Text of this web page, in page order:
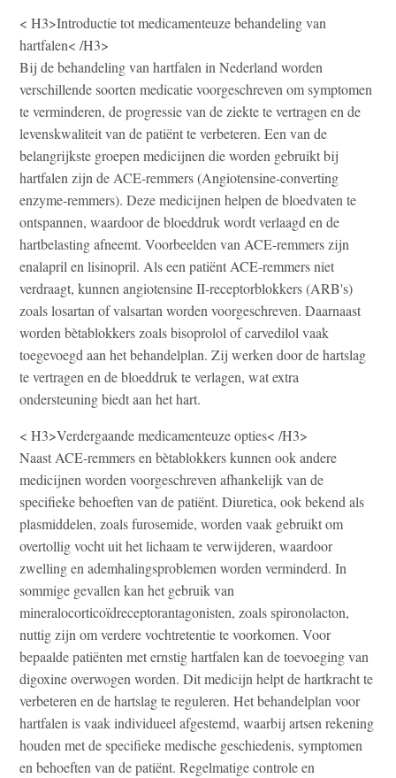
< H3>Introductie tot medicamenteuze behandeling van
hartfalen< /H3>
Bij de behandeling van hartfalen in Nederland worden
verschillende soorten medicatie voorgeschreven om symptomen
te verminderen, de progressie van de ziekte te vertragen en de
levenskwaliteit van de patiënt te verbeteren. Een van de
belangrijkste groepen medicijnen die worden gebruikt bij
hartfalen zijn de ACE-remmers (Angiotensine-converting
enzyme-remmers). Deze medicijnen helpen de bloedvaten te
ontspannen, waardoor de bloeddruk wordt verlaagd en de
hartbelasting afneemt. Voorbeelden van ACE-remmers zijn
enalapril en lisinopril. Als een patiënt ACE-remmers niet
verdraagt, kunnen angiotensine II-receptorblokkers (ARB's)
zoals losartan of valsartan worden voorgeschreven. Daarnaast
worden bètablokkers zoals bisoprolol of carvedilol vaak
toegevoegd aan het behandelplan. Zij werken door de hartslag
te vertragen en de bloeddruk te verlagen, wat extra
ondersteuning biedt aan het hart.
< H3>Verdergaande medicamenteuze opties< /H3>
Naast ACE-remmers en bètablokkers kunnen ook andere
medicijnen worden voorgeschreven afhankelijk van de
specifieke behoeften van de patiënt. Diuretica, ook bekend als
plasmiddelen, zoals furosemide, worden vaak gebruikt om
overtollig vocht uit het lichaam te verwijderen, waardoor
zwelling en ademhalingsproblemen worden verminderd. In
sommige gevallen kan het gebruik van
mineralocorticoïdreceptorantagonisten, zoals spironolacton,
nuttig zijn om verdere vochtretentie te voorkomen. Voor
bepaalde patiënten met ernstig hartfalen kan de toevoeging van
digoxine overwogen worden. Dit medicijn helpt de hartkracht te
verbeteren en de hartslag te reguleren. Het behandelplan voor
hartfalen is vaak individueel afgestemd, waarbij artsen rekening
houden met de specifieke medische geschiedenis, symptomen
en behoeften van de patiënt. Regelmatige controle en